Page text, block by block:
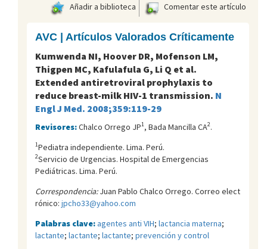
Añadir a biblioteca
Comentar este artículo
AVC | Artículos Valorados Críticamente
Kumwenda NI, Hoover DR, Mofenson LM,
Thigpen MC, Kafulafula G, Li Q et al.
Extended antiretroviral prophylaxis to
reduce breast-milk HIV-1 transmission. N
Engl J Med. 2008;359:119-29
Revisores:Chalco Orrego JP1, Bada Mancilla CA2.
1Pediatra independiente. Lima. Perú.
2Servicio de Urgencias. Hospital de Emergencias
Pediátricas. Lima. Perú.
Correspondencia:Juan Pablo Chalco Orrego. Correo elect
rónico: jpcho33@yahoo.com
Palabras clave:agentes anti VIH; lactancia materna;
lactante; lactante; lactante; prevención y control